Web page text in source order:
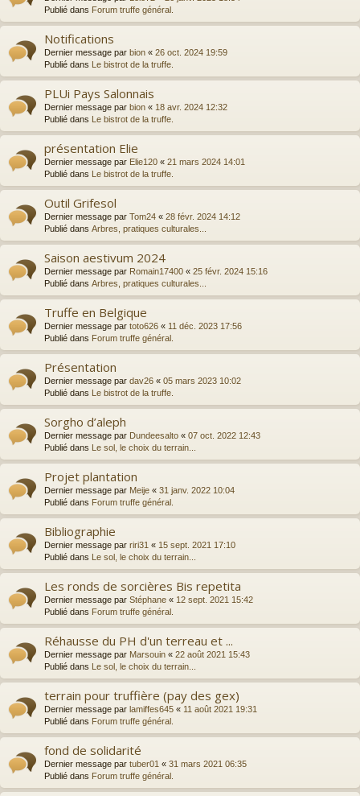
Publié dans Forum truffe général.
Notifications
Dernier message par bion « 26 oct. 2024 19:59
Publié dans
Le bistrot de la truffe.
PLUi Pays Salonnais
Dernier message par bion « 18 avr. 2024 12:32
Publié dans
Le bistrot de la truffe.
présentation Elie
Dernier message par Elie120 « 21 mars 2024 14:01
Publié dans
Le bistrot de la truffe.
Outil Grifesol
Dernier message par Tom24 « 28 févr. 2024 14:12
Publié dans Arbres, pratiques culturales...
Saison aestivum 2024
Dernier message par Romain17400 « 25 févr. 2024 15:16
Publié dans Arbres, pratiques culturales...
Truffe en Belgique
Dernier message par toto626 « 11 déc. 2023 17:56
Publié dans Forum truffe général.
Présentation
Dernier message par dav26 « 05 mars 2023 10:02
Publié dans
Le bistrot de la truffe.
Sorgho d’aleph
Dernier message par Dundeesalto « 07 oct. 2022 12:43
Publié dans
Le sol, le choix du terrain...
Projet plantation
Dernier message par Meije « 31 janv. 2022 10:04
Publié dans Forum truffe général.
Bibliographie
Dernier message par riri31 « 15 sept. 2021 17:10
Publié dans
Le sol, le choix du terrain...
Les ronds de sorcières Bis repetita
Dernier message par Stéphane « 12 sept. 2021 15:42
Publié dans Forum truffe général.
Réhausse du PH d'un terreau et ...
Dernier message par Marsouin « 22 août 2021 15:43
Publié dans
Le sol, le choix du terrain...
terrain pour truffière (pay des gex)
Dernier message par lamiffes645 « 11 août 2021 19:31
Publié dans Forum truffe général.
fond de solidarité
Dernier message par tuber01 « 31 mars 2021 06:35
Publié dans Forum truffe général.